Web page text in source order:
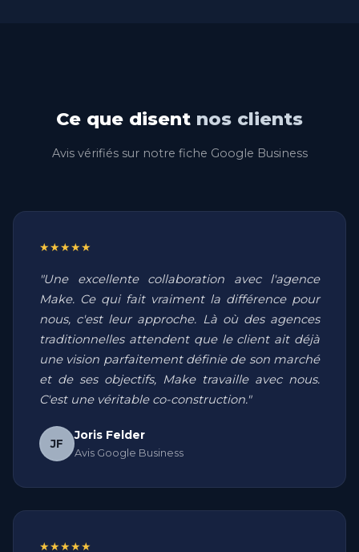
Ce que disent nos clients
Avis vérifiés sur notre fiche Google Business
★★★★★
"Une excellente collaboration avec l'agence
Make. Ce qui fait vraiment la différence pour
nous, c'est leur approche. Là où des agences
traditionnelles attendent que le client ait déjà
une vision parfaitement définie de son marché
et de ses objectifs, Make travaille avec nous.
C'est une véritable co-construction."
JF
Joris Felder
Avis Google Business
★★★★★